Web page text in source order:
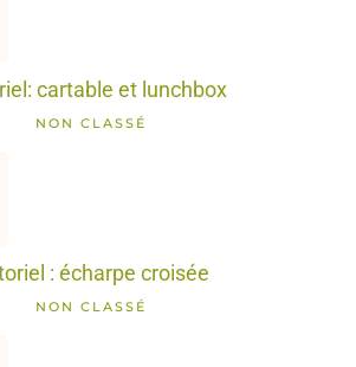
cartable et lunchbox
NON CLASSÉ
: écharpe croisée
NON CLASSÉ